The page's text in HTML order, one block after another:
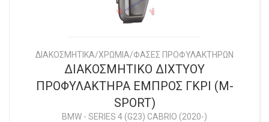
ΔΙΑΚΟΣΜΗΤΙΚΑ/ΧΡΩΜΙΑ/ΦΑΣΕΣ ΠΡΟΦΥΛΑΚΤΗΡΩΝ
ΔΙΑΚΟΣΜΗΤΙΚΟ ΔΙΧΤΥΟΥ
ΠΡΟΦΥΛΑΚΤΗΡΑ ΕΜΠΡΟΣ ΓΚΡΙ (M-
SPORT)
BMW - SERIES 4 (G23) CABRIO (2020-)